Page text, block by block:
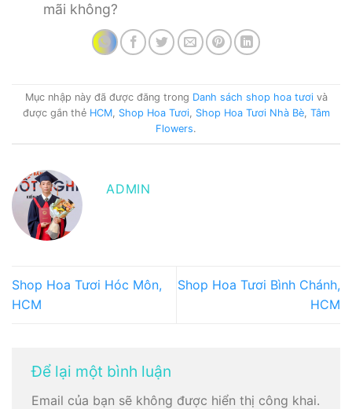
mãi không?
Mục nhập này đã được đăng trong Danh sách shop hoa tươivà
được gắn thẻ HCM, Shop Hoa Tươi, Shop Hoa Tươi Nhà Bè, Tâm
Flowers.
ADMIN
Shop Hoa Tươi Hóc Môn,
HCM
Shop Hoa Tươi Bình Chánh,
HCM
Để lại một bình luận
Email của bạn sẽ không được hiển thị công khai.